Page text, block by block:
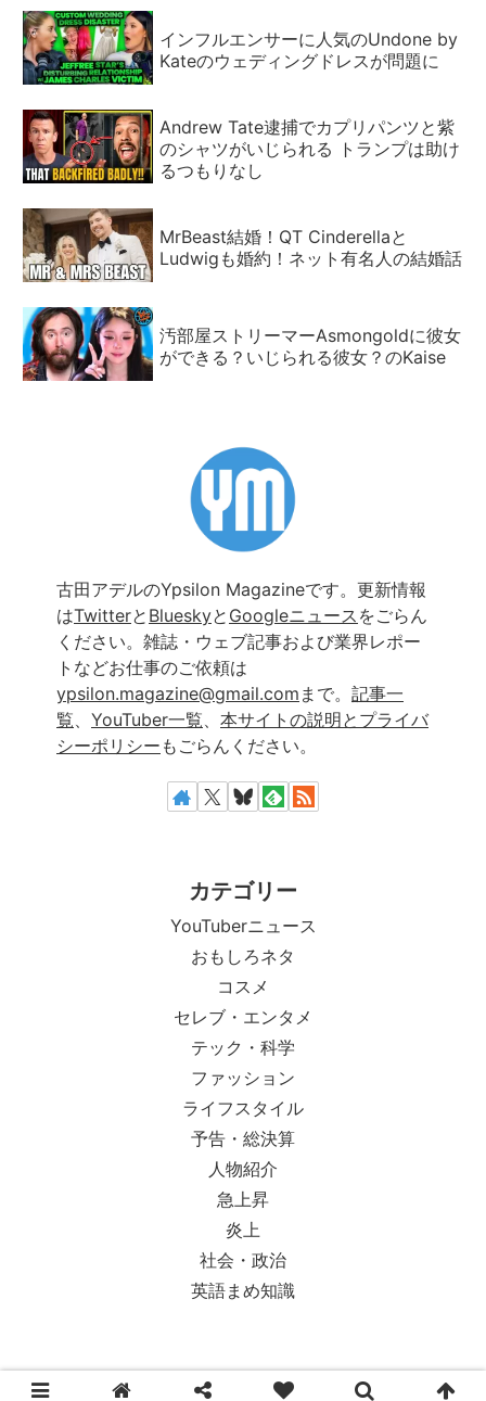
インフルエンサーに人気のUndone by
Kateのウェディングドレスが問題に
Andrew Tate逮捕でカプリパンツと紫
のシャツがいじられる トランプは助け
るつもりなし
MrBeast結婚！QT Cinderellaと
Ludwigも婚約！ネット有名人の結婚話
汚部屋ストリーマーAsmongoldに彼女
ができる？いじられる彼女？のKaise
古田アデルのYpsilon Magazineです。更新情報
はTwitterと Blueskyと Googleニュース をごらん
ください。雑誌・ウェブ記事および業界レポー
トなどお仕事のご依頼は
ypsilon.magazine@gmail.com まで。 記事一
覧、 YouTuber一覧、 本サイトの説明とプライバ
シーポリシー もごらんください。
カテゴリー
YouTuberニュース
おもしろネタ
コスメ
セレブ・エンタメ
テック・科学
ファッション
ライフスタイル
予告・総決算
人物紹介
急上昇
炎上
社会・政治
英語まめ知識
© 2018-2026 Ypsilon Magazine.